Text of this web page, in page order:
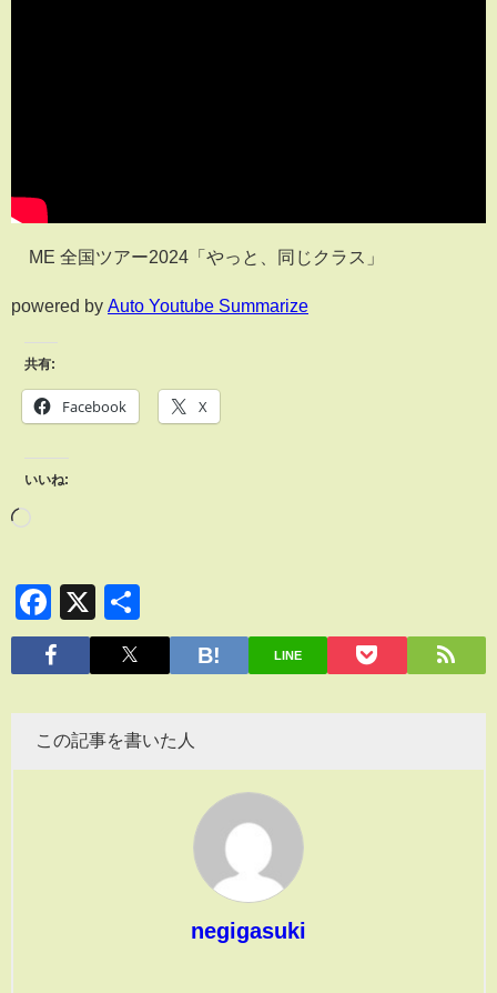
≠ME 全国ツアー2024「やっと、同じクラス」
powered by Auto Youtube Summarize
共有:
Facebook X
いいね:
Facebook
X
有
LINE
この記事を書いた人
negigasuki